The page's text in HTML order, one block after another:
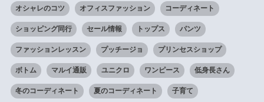
オシャレのコツ オフィスファッション コーディネート
ショッピング同行 セール情報 トップス パンツ
ファッションレッスン プッチージョ プリンセスショップ
ボトム マルイ通販 ユニクロ ワンピース 低身長さん
冬のコーディネート 夏のコーディネート 子育て